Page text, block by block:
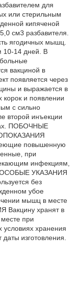
для
или стерильным
кипяченой
см3 разбавителя.
ягодичных мышц.
10-14 дней. В
вакциной в
появляется через
и выражается в
корок и появлении
с сильно
второй инъекции
ПОБОЧНЫЕ
повышенную
при
инфекциям,
ОСОБЫЕ УКАЗАНИЯ
без
убое
мышц в месте
Вакцину хранят в
при
условиях хранения
изготовления.